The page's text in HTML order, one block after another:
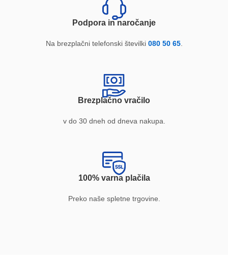
Podpora in naročanje
Na brezplačni telefonski številki 080 50 65.
Brezplačno vračilo
v do 30 dneh od dneva nakupa.
100% varna plačila
Preko naše spletne trgovine.